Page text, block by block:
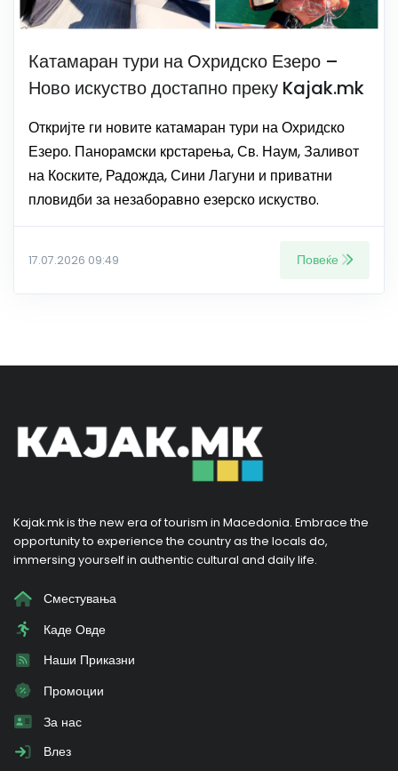
Катамаран тури на Охридско Езеро –
Ново искуство достапно преку Kajak.mk
Откријте ги новите катамаран тури на Охридско
Езеро. Панорамски крстарења, Св. Наум, Заливот
на Коските, Радожда, Сини Лагуни и приватни
пловидби за незаборавно езерско искуство.
17.07.2026 09:49 Повеќе
Kajak.mk is the new era of tourism in Macedonia. Embrace the
opportunity to experience the country as the locals do,
immersing yourself in authentic cultural and daily life.
Сместувања
Каде Овде
Наши Приказни
Промоции
За нас
Влез